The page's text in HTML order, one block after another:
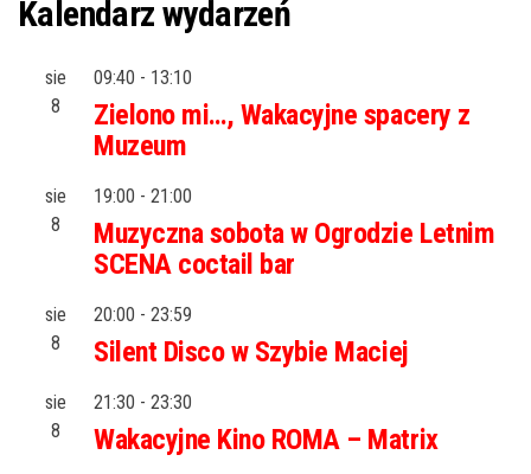
Kalendarz wydarzeń
sie
8
09:40 - 13:10
Zielono mi…, Wakacyjne spacery z
Muzeum
sie
8
19:00 - 21:00
Muzyczna sobota w Ogrodzie Letnim
SCENA coctail bar
sie
8
20:00 - 23:59
Silent Disco w Szybie Maciej
sie
8
21:30 - 23:30
Wakacyjne Kino ROMA – Matrix